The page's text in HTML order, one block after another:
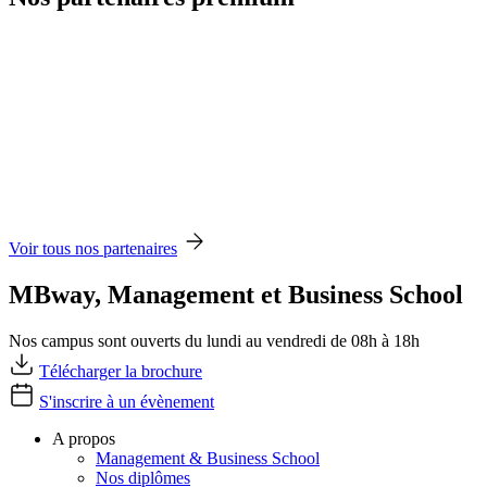
Voir tous nos partenaires
MBway, Management et Business School
Nos campus sont ouverts du lundi au vendredi de 08h à 18h
Télécharger la brochure
S'inscrire à un évènement
A propos
Management & Business School
Nos diplômes